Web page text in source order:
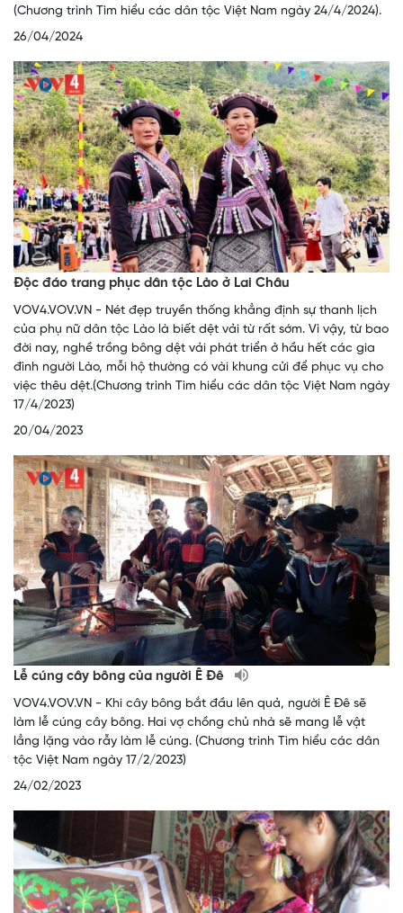
(Chương trình Tìm hiểu các dân tộc Việt Nam ngày 24/4/2024).
26/04/2024
Độc đáo trang phục dân tộc Lào ở Lai Châu
VOV4.VOV.VN - Nét đẹp truyền thống khẳng định sự thanh lịch
của phụ nữ dân tộc Lào là biết dệt vải từ rất sớm. Vì vậy, từ bao
đời nay, nghề trồng bông dệt vải phát triển ở hầu hết các gia
đình người Lào, mỗi hộ thường có vài khung cửi để phục vụ cho
việc thêu dệt.(Chương trình Tìm hiểu các dân tộc Việt Nam ngày
17/4/2023)
20/04/2023
Lễ cúng cây bông của người Ê Đê
VOV4.VOV.VN - Khi cây bông bắt đầu lên quả, người Ê Đê sẽ
làm lễ cúng cây bông. Hai vợ chồng chủ nhà sẽ mang lễ vật
lẳng lặng vào rẫy làm lễ cúng. (Chương trình Tìm hiểu các dân
tộc Việt Nam ngày 17/2/2023)
24/02/2023